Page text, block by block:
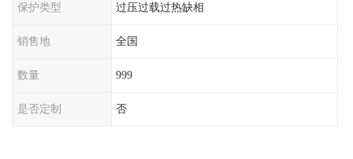
保护类型 过压过载过热缺相
销售地 全国
数量 999
是否定制 否